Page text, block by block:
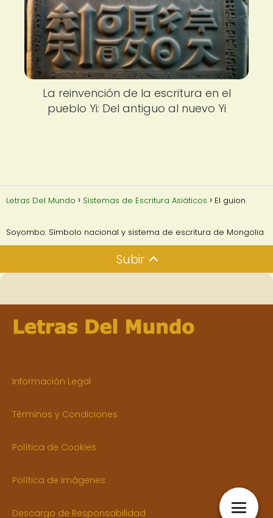
La reinvención de la escritura en el
pueblo Yi: Del antiguo al nuevo Yi
Letras Del Mundo Sistemas de Escritura Asiáticos El guion
Soyombo: Símbolo nacional y sistema de escritura de Mongolia
Subir
Información Legal
Términos y Condiciones
Política de Cookies
Política de Imágenes
Descargo de Responsabilidad